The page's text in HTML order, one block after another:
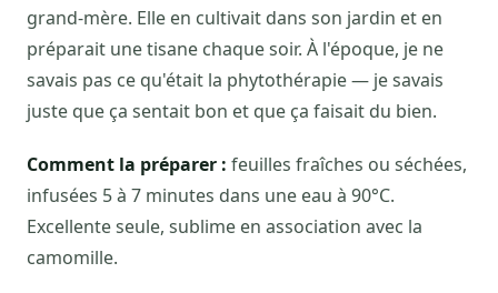
grand-mère. Elle en cultivait dans son jardin et en
préparait une tisane chaque soir. À l'époque, je ne
savais pas ce qu'était la phytothérapie — je savais
juste que ça sentait bon et que ça faisait du bien.
Comment la préparer : feuilles fraîches ou séchées,
infusées 5 à 7 minutes dans une eau à 90°C.
Excellente seule, sublime en association avec la
camomille.